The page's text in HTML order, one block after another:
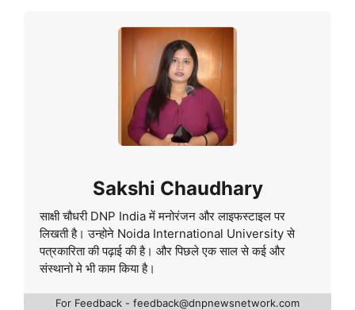
Sakshi Chaudhary
साक्षी चौधरी DNP India में मनोरंजन और लाइफस्टाइल पर
लिखती है। उन्होने Noida International University से
पत्रकारिता की पढ़ाई की है। और पिछले एक साल से कई और
संस्थानो मे भी काम किया है।
For Feedback - feedback@dnpnewsnetwork.com